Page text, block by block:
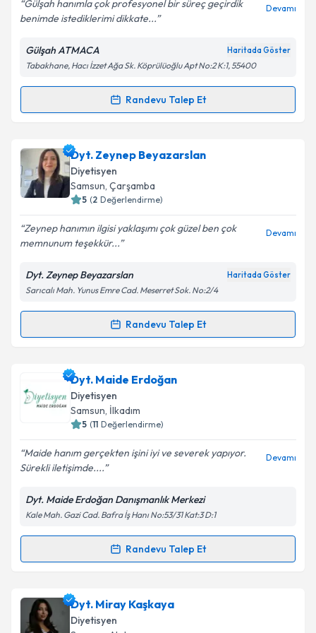
Kişisel verilerimin işlenmesine ilişkin
Aydınlatma
Metni'ni okudum ve kişisel verilerimin belirtilen
kapsamda işlenmesini kabul ediyorum.
Gülşah hanımla çok profesyonel bir süreç geçirdik
benimde istediklerimi dikkate...
Devamı
Gülşah ATMACA Haritada Göster
Tabakhane, Hacı İzzet Ağa Sk. Köprülüoğlu Apt No:2 K:1, 55400
Randevu Talep Et
Randevu Takvimi Talebi
Dyt. Gülşah Atmacaiçin randevu takvimi talebi
oluşturun. Size bu uzmandan randevu almanız için bir
takvim hazırlandığında e-posta ile bilgilendireceğiz.
Kişisel verilerimin işlenmesine ilişkin
Aydınlatma
Metni'ni okudum ve kişisel verilerimin belirtilen
kapsamda işlenmesini kabul ediyorum.
Dyt. Zeynep Beyazarslan
Diyetisyen
Samsun, Çarşamba
5 (2 Değerlendirme)
Zeynep hanımın ilgisi yaklaşımı çok güzel ben çok
memnunum teşekkür...
Devamı
Dyt. Zeynep Beyazarslan Haritada Göster
Sarıcalı Mah. Yunus Emre Cad. Meserret Sok. No:2/4
Randevu Talep Et
Randevu Takvimi Talebi
Dyt. Zeynep Beyazarslaniçin randevu takvimi talebi
oluşturun. Size bu uzmandan randevu almanız için bir
takvim hazırlandığında e-posta ile bilgilendireceğiz.
Kişisel verilerimin işlenmesine ilişkin
Metni'ni okudum ve kişisel verilerimin belirtilen
kapsamda işlenmesini kabul ediyorum.
Dyt. Maide Erdoğan
Diyetisyen
Samsun, İlkadım
5 (11 Değerlendirme)
Maide hanım gerçekten işini iyi ve severek yapıyor.
Sürekli iletişimde....
Devamı
Dyt. Maide Erdoğan Danışmanlık Merkezi
Kale Mah. Gazi Cad. Bafra İş Hanı No:53/31 Kat:3 D:1
Randevu Talep Et
Randevu Takvimi Talebi
Dyt. Maide Erdoğaniçin randevu takvimi talebi
oluşturun. Size bu uzmandan randevu almanız için bir
Dyt. Miray Kaşkaya
Diyetisyen